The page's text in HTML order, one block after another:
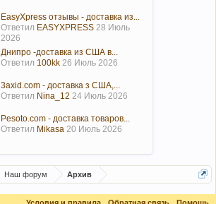
EasyXpress отзывы - доставка из...
Ответил EASYXPRESS 28 Июль
2026
Днипро -доставка из США в...
Ответил 100kk 26 Июль 2026
3axid.com - доставка з США,...
Ответил Nina_12 24 Июль 2026
Pesoto.com - доставка товаров...
Ответил Mikasa 20 Июль 2026
Наш форум Архив